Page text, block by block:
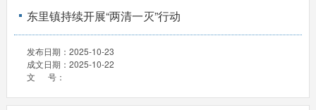
东里镇持续开展“两清一灭”行动
发布日期： 2025-10-23
成文日期： 2025-10-22
文 号：